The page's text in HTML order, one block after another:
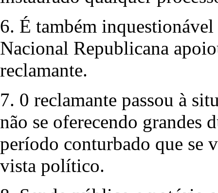
6. É também
Nacional Republicana
reclamante.
7. 0 reclamante passou à
não se oferecendo grandes
período conturbado que se
vista político.